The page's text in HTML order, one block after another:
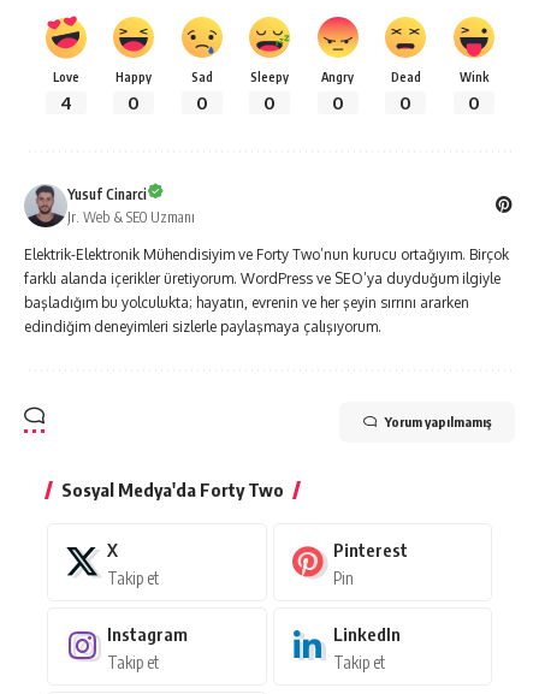
Love
4
Happy
0
Sad
0
Sleepy
0
Angry
0
Dead
0
Wink
0
Yusuf Cinarci
Jr. Web & SEO Uzmanı
Elektrik-Elektronik Mühendisiyim ve Forty Two’nun kurucu ortağıyım. Birçok
farklı alanda içerikler üretiyorum. WordPress ve SEO’ya duyduğum ilgiyle
başladığım bu yolculukta; hayatın, evrenin ve her şeyin sırrını ararken
edindiğim deneyimleri sizlerle paylaşmaya çalışıyorum.
Yorum yapılmamış
Sosyal Medya'da Forty Two
X
Takip et
Pinterest
Pin
Instagram
Takip et
LinkedIn
Takip et